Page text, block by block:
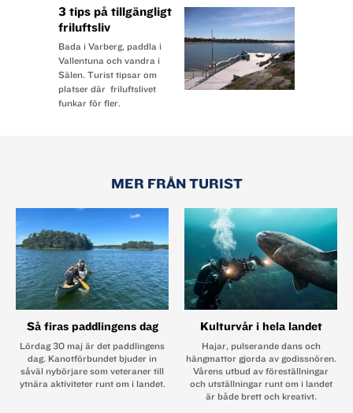
kommit fram
till ett enhälligt beslut.
Himlavalvet (original The Welkin) är skriven av
Lucy
Kirkwood och hade premiär på The National
Föreställningen är ett samarbete mellan
Västmanlands teater och
Örebro Teater.
HIMLAVALVET
Premiär 12 september i Västerås.
Västmanlands teater/
Örebro teater.
Från 10 november i Örebro.
FEELGOODMUSIKAL PÅ
ÖSTGÖTATEATERN
l Den gravida servitrisen Jenna är fast i en liten
3 tips på tillgängligt
friluftsliv
Bada i Varberg, paddla i
Vallentuna och vandra i
Sälen. Turist tipsar om
platser där friluftslivet
funkar för fler.
MER FRÅN TURIST
Så firas paddlingens dag
Lördag 30 maj är det paddlingens
dag. Kanotförbundet bjuder in
såväl nybörjare som veteraner till
ytnära aktiviteter runt om i landet.
Kulturvår i hela landet
Hajar, pulserande dans och
hängmattor gjorda av godissnören.
Vårens utbud av föreställningar
och utställningar runt om i landet
är både brett och kreativt.